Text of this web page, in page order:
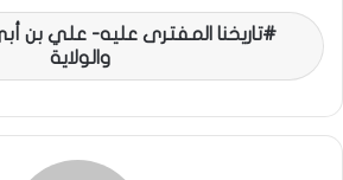
تاريخنا المفترى عليه- علي بن
والولاية